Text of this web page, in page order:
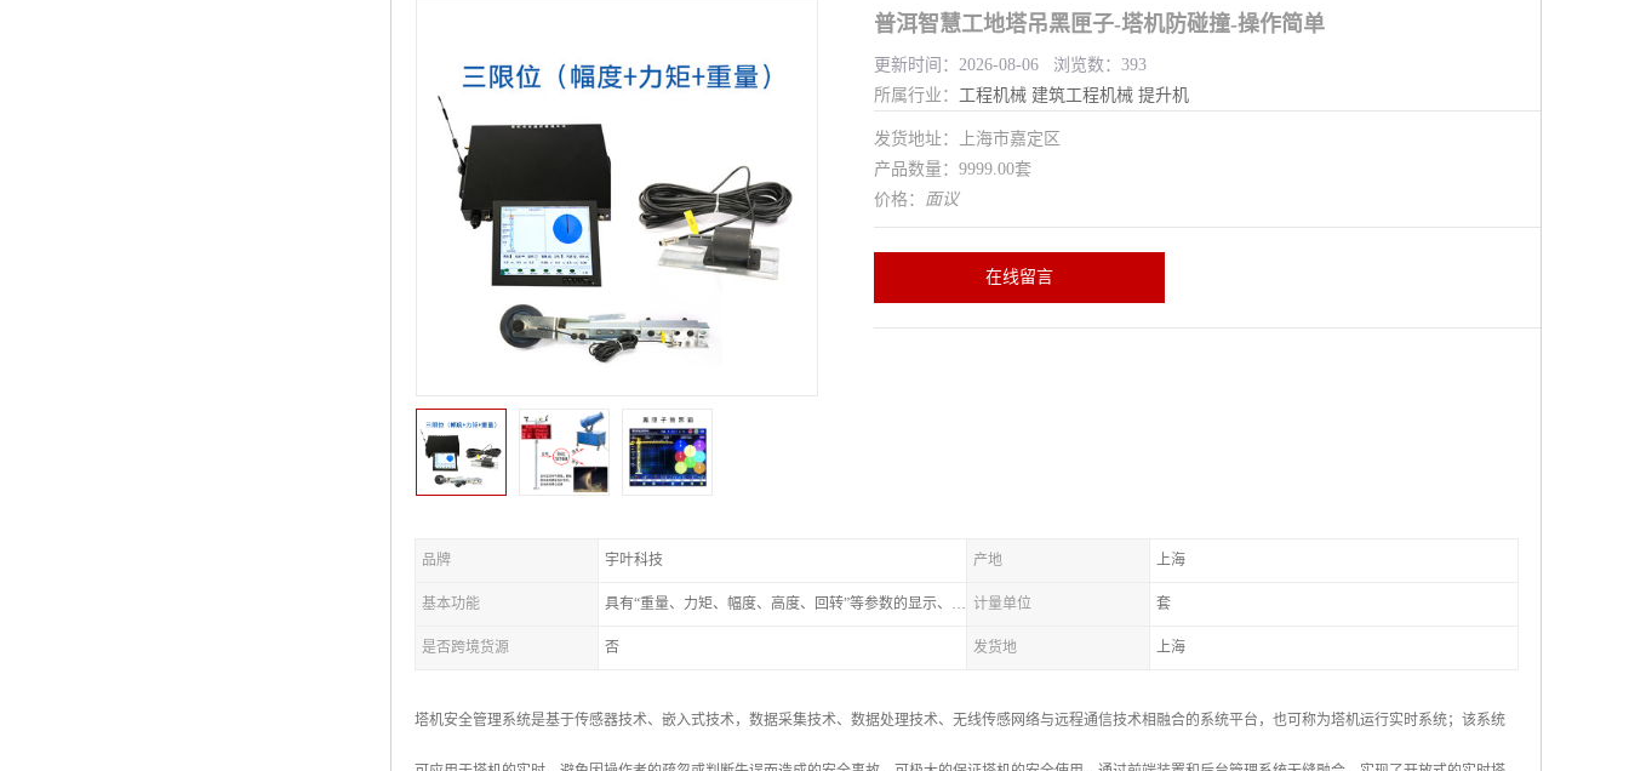
普洱智慧工地塔吊黑匣子-塔机防碰撞-操作简单
更新时间：2026-08-06 浏览数：393
所属行业： 工程机械 建筑工程机械 提升机
发货地址：上海市嘉定区
产品数量：9999.00套
价格： 面议
在线留言
品牌 宇叶科技 产地 上海
基本功能 具有“重量、力矩、幅度、高度、回转”等参数的显示、记录、报警功 计量单位 套
是否跨境货源 否 发货地 上海
塔机安全管理系统是基于传感器技术、嵌入式技术，数据采集技术、数据处理技术、无线传感网络与远程通信技术相融合的系统平台，也可称为塔机运行实时系统；该系统